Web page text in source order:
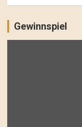
Gewinnspiel